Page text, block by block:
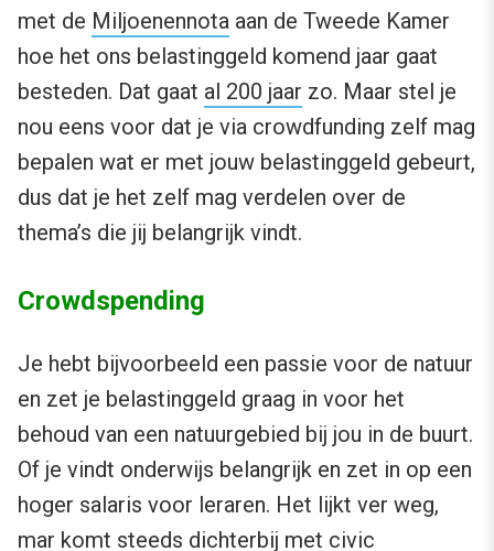
met de Miljoenennota aan de Tweede Kamer
hoe het ons belastinggeld komend jaar gaat
besteden. Dat gaat al 200 jaar zo. Maar stel je
nou eens voor dat je via crowdfunding zelf mag
bepalen wat er met jouw belastinggeld gebeurt,
dus dat je het zelf mag verdelen over de
thema’s die jij belangrijk vindt.
Crowdspending
Je hebt bijvoorbeeld een passie voor de natuur
en zet je belastinggeld graag in voor het
behoud van een natuurgebied bij jou in de buurt.
Of je vindt onderwijs belangrijk en zet in op een
hoger salaris voor leraren. Het lijkt ver weg,
mar komt steeds dichterbij met civic